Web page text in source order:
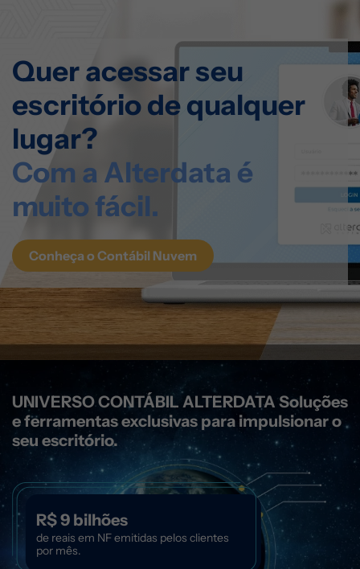
Quer acessar seu
escritóriode qualquer
lugar?
Com a Alterdata é
muito fácil.
Conheça o Contábil Nuvem
UNIVERSO CONTÁBIL ALTERDATA Soluções
e ferramentas exclusivas para impulsionar o
seu escritório.
R$ 9 bilhões
de reais em NF emitidas pelos clientes
por mês.